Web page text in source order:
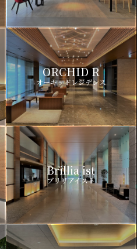
ORCHID R
オーキッドレジデンス
Brillia ist
ブリリアイスト